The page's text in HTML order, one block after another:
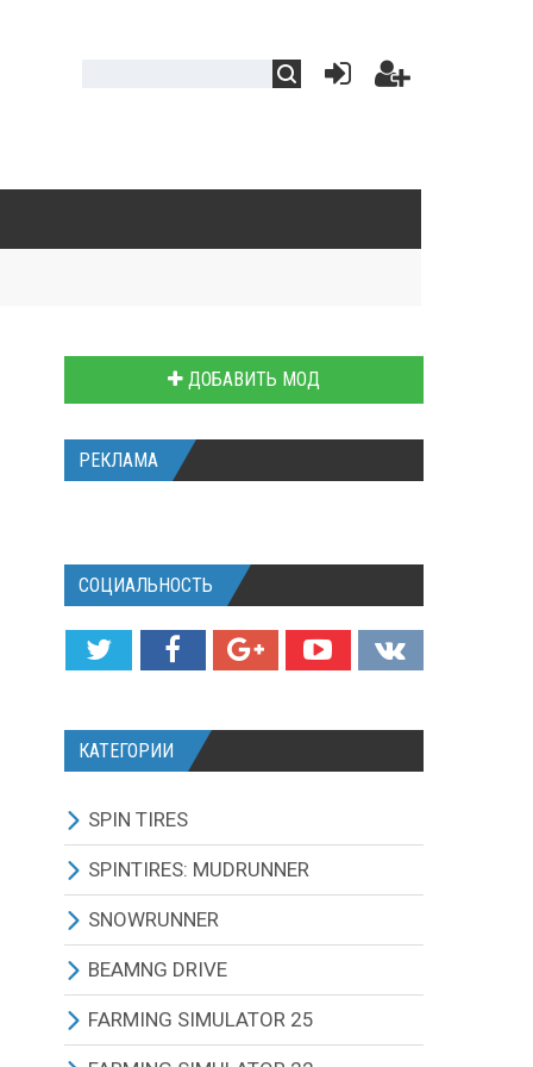
ДОБАВИТЬ МОД
РЕКЛАМА
СОЦИАЛЬНОСТЬ
КАТЕГОРИИ
SPIN TIRES
СКАЧАТЬ ИГРУ
ВСЕ МОДЫ
ТЕХНИКА
КАРТЫ
SPINTIRES: MUDRUNNER
ВСЕ МОДЫ
ГРУЗОВИКИ
ВНЕДОРОЖНИКИ
SNOWRUNNER
ВСЕ МОДЫ
ГРУЗОВИКИ
BEAMNG DRIVE
BEAMNG DRIVE ИГРА И
ОБНОВЛЕНИЯ
FARMING SIMULATOR 25